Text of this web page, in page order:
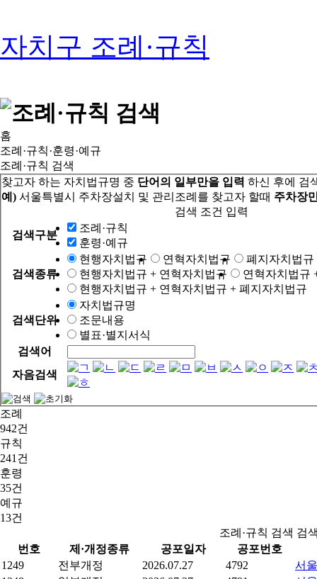
자치구 조례·규칙
홈
조례·규칙·훈령·예규
조례·규칙 검색
찾고자 하는 자치법규명 중 단어의 일부만을 입력 하신 후에 검
예) 서울특별시 주차장설치 및 관리조례를 찾고자 할때 주차장
검색 조건 입력
검색구분
조례·규칙
훈령·예규
검색종류
현행자치법규 연혁자치법규
폐지자치법규
현행자치법규 + 연혁자치법규
연혁자치법규
현행자치법규 + 연혁자치법규 + 폐지자치법규
검색단위
자치법규명
조문내용
별표·별지서식
검색어
자음검색
조례
942건
규칙
241건
훈령
35건
예규
13건
조례·규칙 검색 검
번호
제·개정종류 공포일자
공포번호
1249
전부개정 2026.07.27 4792
서